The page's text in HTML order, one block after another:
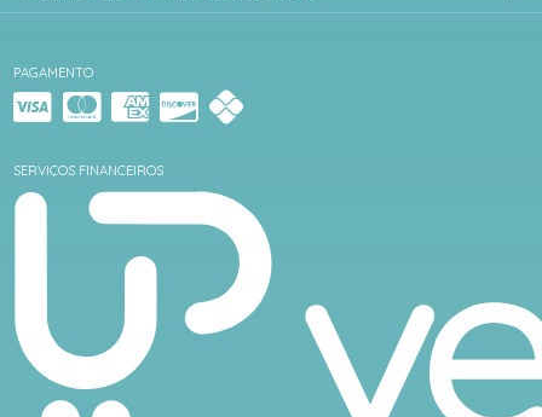
PAGAMENTO
SERVIÇOS FINANCEIROS